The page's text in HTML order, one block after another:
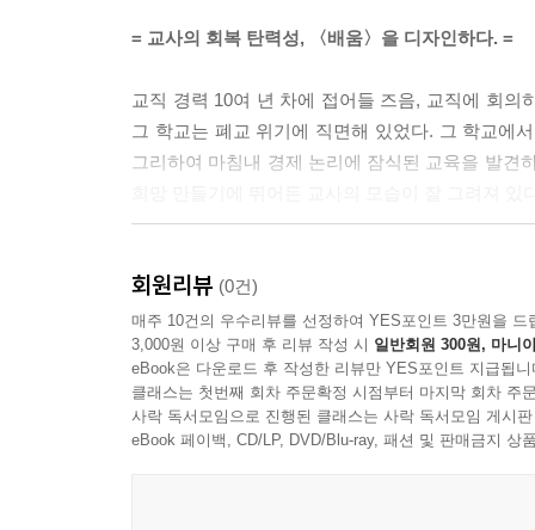
남을 변화시키려면 그럴 만한 내공과 저력을 갖
에 동참할 수도 있기 때문이다. 그것이 바로 진정
---「에필로그」중에서
= 교사의 회복 탄력성, 〈배움〉을 디자인하다. =
교직 경력 10여 년 차에 접어들 즈음, 교직에 회의
그 학교는 폐교 위기에 직면해 있었다. 그 학교에
그리하여 마침내 경제 논리에 잠식된 교육을 발견
이 책은 크게 4부로 구성되어 있다.
1부는 〈나는 어떤 교사로 살았는가?〉로 ‘나는
2부는 〈교육은 현실이다〉로 그동안 겪은 교육
3부는 〈교사의 회복탄력성이 시작되다〉로 교
진정한 교사의 회복탄력성이 시작되는 시점이다.
회원리뷰 (0건)
매주 10건의 우수리뷰를 선정하여 YES포인트 3만원을 드
3,000원 이상 구매 후 리뷰 작성 시 일반회원 300원, 마니
eBook은 다운로드 후 작성한 리뷰만 YES포인트 지급됩니
클래스는 첫번째 회차 주문확정 시점부터 마지막 회차 주
사락 독서모임으로 진행된 클래스는 사락 독서모임 게시
eBook 페이백, CD/LP, DVD/Blu-ray, 패션 및 판매금지 상